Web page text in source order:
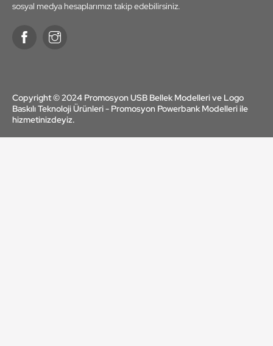
sosyal medya hesaplarımızı takip edebilirsiniz.
Copyright © 2024 Promosyon USB Bellek Modelleri ve Logo
Baskılı Teknoloji Ürünleri - Promosyon Powerbank Modelleri ile
hizmetinizdeyiz.